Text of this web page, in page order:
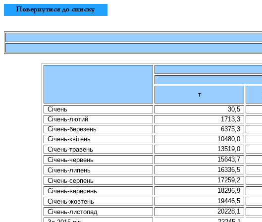
т
Січень
30,5
Січень-лютий
1713,3
Січень-березень
6375,3
Січень-квітень
10480,0
Січень-травень
13519,0
Січень-червень
15643,7
Січень-липень
16336,5
Січень-серпень
17259,2
Січень-вересень
18296,9
Січень-жовтень
19446,5
Січень-листопад
20228,1